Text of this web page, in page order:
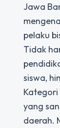
Jawa
pelaku
Tidak
siswa,
Kategori
yang
daerah.